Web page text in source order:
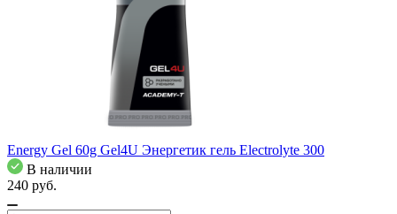
Energy Gel 60g Gel4U Энергетик гель Electrolyte 300
В наличии
240 pуб.